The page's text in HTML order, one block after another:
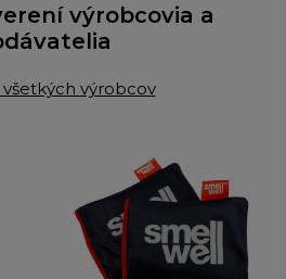
výrobcovia a
výrobcov